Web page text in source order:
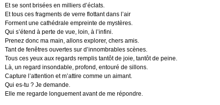
Et se sont brisées en milliers d’éclats.
Et tous ces fragments de verre flottant dans l’air
Forment une cathédrale empreinte de mystères.
Qui s’étend à perte de vue, loin, à l’infini.
Prenez donc ma main, allons explorer, chers amis.
Tant de fenêtres ouvertes sur d’innombrables scènes.
Tous ces yeux aux regards remplis tantôt de joie, tantôt de peine.
Là, un regard insondable, profond, entouré de sillons.
Capture l’attention et m’attire comme un aimant.
Qui es-tu ? Je demande.
Elle me regarde longuement avant de me répondre.